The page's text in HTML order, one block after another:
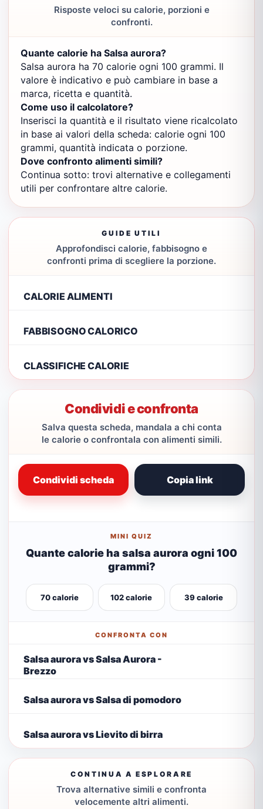
Risposte veloci su calorie, porzioni e
confronti.
Quante calorie ha Salsa aurora?
Salsa aurora ha 70 calorie ogni 100 grammi. Il
valore è indicativo e può cambiare in base a
marca, ricetta e quantità.
Come uso il calcolatore?
Inserisci la quantità e il risultato viene ricalcolato
in base ai valori della scheda: calorie ogni 100
grammi, quantità indicata o porzione.
Dove confronto alimenti simili?
Continua sotto: trovi alternative e collegamenti
utili per confrontare altre calorie.
GUIDE UTILI
Approfondisci calorie, fabbisogno e
confronti prima di scegliere la porzione.
CALORIE ALIMENTI
FABBISOGNO CALORICO
CLASSIFICHE CALORIE
Condividi e confronta
Salva questa scheda, mandala a chi conta
le calorie o confrontala con alimenti simili.
Condividi scheda Copia link
MINI QUIZ
Quante calorie ha salsa aurora ogni 100
grammi?
70 calorie 102 calorie 39 calorie
CONFRONTA CON
Salsa aurora vs Salsa Aurora -
Brezzo
Salsa aurora vs Salsa di pomodoro
Salsa aurora vs Lievito di birra
CONTINUA A ESPLORARE
Trova alternative simili e confronta
velocemente altri alimenti.